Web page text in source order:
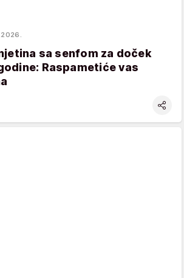
sa senfom za doček
Raspametiće vas